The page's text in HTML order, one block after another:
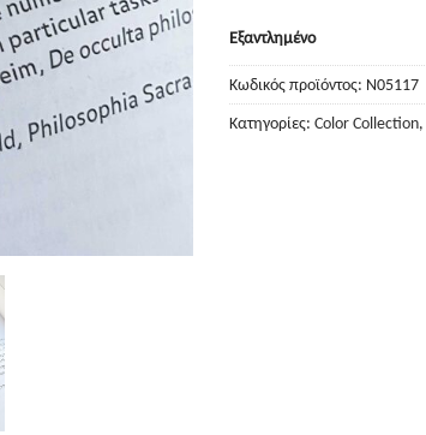
Εξαντλημένο
Κωδικός προϊόντος: N05117
Κατηγορίες: Color Collection,